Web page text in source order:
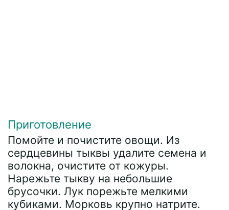
Приготовление
Помойте и почистите овощи. Из
сердцевины тыквы удалите семена и
волокна, очистите от кожуры.
Нарежьте тыкву на небольшие
брусочки. Лук порежьте мелкими
кубиками. Морковь крупно натрите.